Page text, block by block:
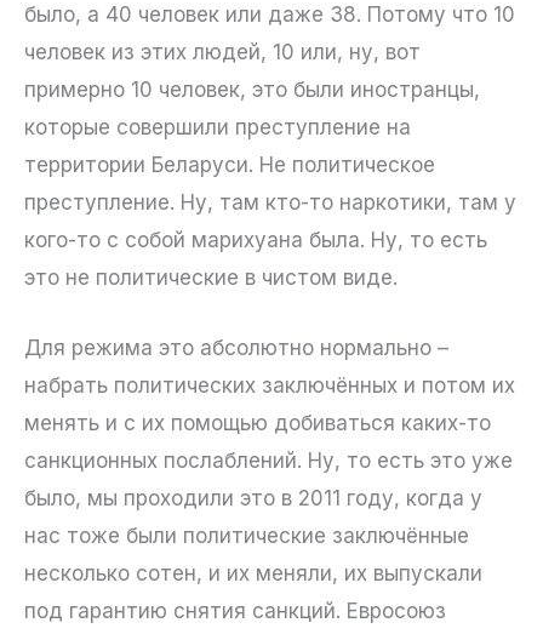
было, а 40 человек или даже 38. Потому что 10
человек из этих людей, 10 или, ну, вот
примерно 10 человек, это были иностранцы,
которые совершили преступление на
территории Беларуси. Не политическое
преступление. Ну, там кто-то наркотики, там у
кого-то с собой марихуана была. Ну, то есть
это не политические в чистом виде.
Для режима это абсолютно нормально –
набрать политических заключённых и потом их
менять и с их помощью добиваться каких-то
санкционных послаблений. Ну, то есть это уже
было, мы проходили это в 2011 году, когда у
нас тоже были политические заключённые
несколько сотен, и их меняли, их выпускали
под гарантию снятия санкций. Евросоюз